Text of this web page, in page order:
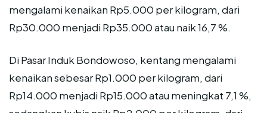
mengalami kenaikan Rp5.000 per kilogram, dari
Rp30.000 menjadi Rp35.000 atau naik 16,7 %.
Di Pasar Induk Bondowoso, kentang mengalami
kenaikan sebesar Rp1.000 per kilogram, dari
Rp14.000 menjadi Rp15.000 atau meningkat 7,1 %,